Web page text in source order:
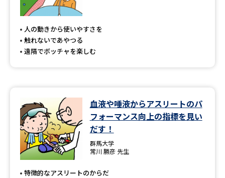
人の動きから使いやすさを
触れないであやつる
遠隔でボッチャを楽しむ
血液や唾液からアスリートのパ
フォーマンス向上の指標を見い
だす！
群馬大学
常川 勝彦 先生
特徴的なアスリートのからだ